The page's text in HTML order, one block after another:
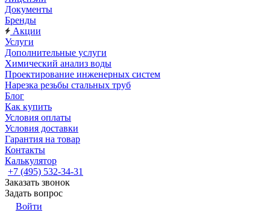
Документы
Бренды
Акции
Услуги
Дополнительные услуги
Химический анализ воды
Проектирование инженерных систем
Нарезка резьбы стальных труб
Блог
Как купить
Условия оплаты
Условия доставки
Гарантия на товар
Контакты
Калькулятор
+7 (495) 532‑34‑31
Заказать звонок
Задать вопрос
Войти